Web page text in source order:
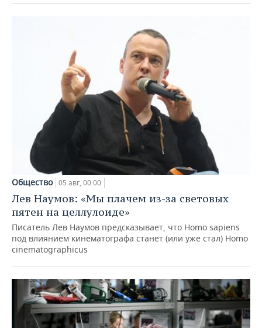
Общество 05 авг, 00:00
Лев Наумов: «Мы плачем из-за световых
пятен на целлулоиде»
Писатель Лев Наумов предсказывает, что Homo sapiens
под влиянием кинематографа станет (или уже стал) Homo
cinematographicus